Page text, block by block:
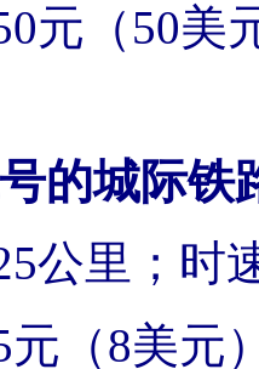
元（50美
的城际铁
公里； 时
元（8美元